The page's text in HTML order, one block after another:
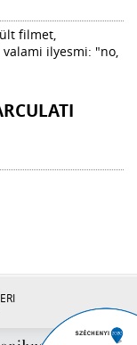
filmet,
ilyesmi: "no,